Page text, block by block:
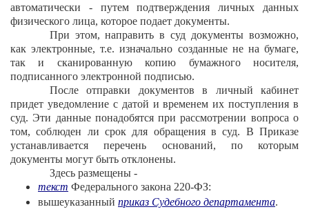
автоматически - путем подтверждения личных данных
физического лица, которое подает документы.
При этом, направить в суд документы возможно,
как электронные, т.е. изначально созданные не на бумаге,
так и сканированную копию бумажного носителя,
подписанного электронной подписью.
После отправки документов в личный кабинет
придет уведомление с датой и временем их поступления в
суд. Эти данные понадобятся при рассмотрении вопроса о
том, соблюден ли срок для обращения в суд. В Приказе
устанавливается перечень оснований, по которым
документы могут быть отклонены.
Здесь размещены -
текст Федерального закона 220-ФЗ:
вышеуказанный приказ Судебного департамента.